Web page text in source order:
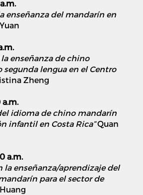
enseñanza del mandarín en
enseñanza de chino
lengua en el Centro
Zheng
a.m.
idioma de chino mandarín
infantil en Costa Rica”Quan
a.m.
la enseñanza/aprendizaje del
para el sector de